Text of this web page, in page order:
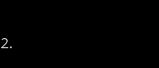
2.